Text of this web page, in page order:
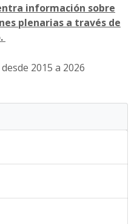
información sobre
plenarias a través de
2015 a 2026